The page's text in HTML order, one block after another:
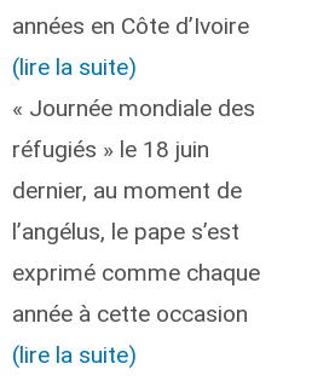
années en Côte d’Ivoire
(lire la suite)
« Journée mondiale des
réfugiés » le 18 juin
dernier, au moment de
l’angélus, le pape s’est
exprimé comme chaque
année à cette occasion
(lire la suite)